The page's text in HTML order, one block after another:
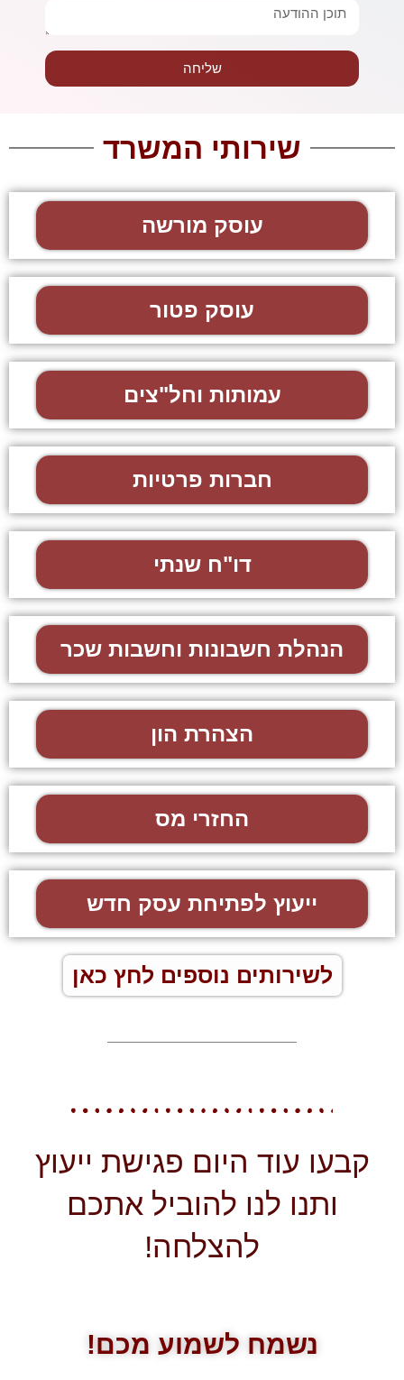
הודעה
שליחה
שירותי המשרד
עוסק מורשה
עוסק פטור
עמותות וחל"צים
חברות פרטיות
דו"ח שנתי
הנהלת חשבונות וחשבות שכר
הצהרת הון
החזרי מס
ייעוץ לפתיחת עסק חדש
לשירותים נוספים לחץ כאן
קבעו עוד היום פגישת ייעוץ
ותנו לנו להוביל אתכם
להצלחה!
נשמח לשמוע מכם!